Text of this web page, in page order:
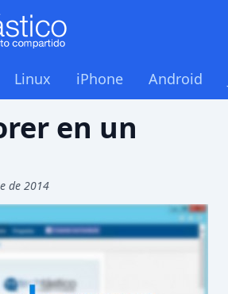
Linux iPhone Android
en un
de 2014